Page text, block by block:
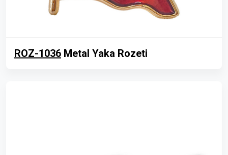
ROZ-1036 Metal Yaka Rozeti